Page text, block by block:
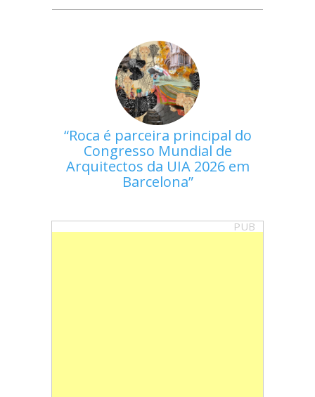
Roca é parceira principal do
Congresso Mundial de
Arquitectos da UIA 2026 em
Barcelona
PUB